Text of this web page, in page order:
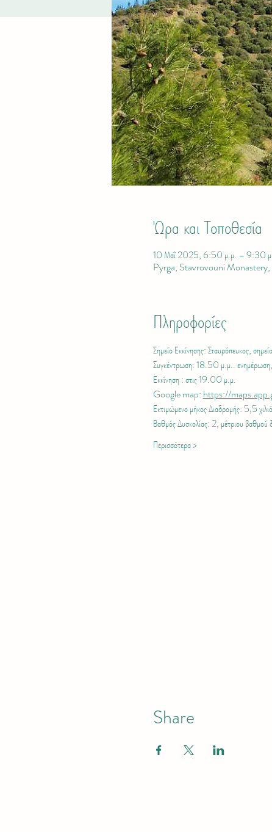
Ώρα και Τοποθεσία
10 Μαΐ 2025, 6:50 μ.μ. – 9:30
Pyrga, Stavrovouni
Πληροφορίες
Σημείο Εκκίνησης: Σταυρόπευκος,
Συγκέντρωση: 18.50 μ.μ.. ενημέρωση,
Εκκίνηση : στις 19.00 μ.μ.
Google map: https://
Εκτιμώμενο μήκος Διαδρομής: 5,5
Βαθμός Δυσκολίας: 2, μέτριου
Περισσότερα >
Share